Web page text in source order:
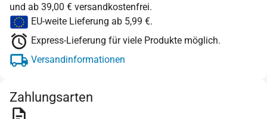
und ab 39,00 € versandkostenfrei.
EU-weite Lieferung ab 5,99 €.
Express-Lieferung für viele Produkte möglich.
Versandinformationen
Zahlungsarten